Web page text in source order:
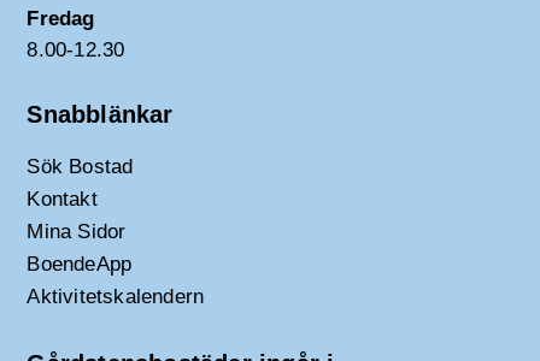
Fredag
8.00-12.30
Snabblänkar
Sök Bostad
Kontakt
Mina Sidor
BoendeApp
Aktivitetskalendern